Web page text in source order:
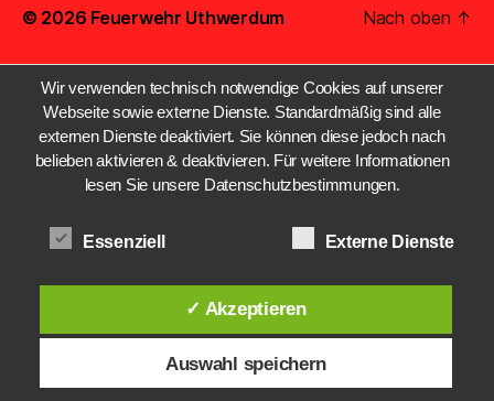
© 2026 Feuerwehr Uthwerdum Nach oben ↑
Wir verwenden technisch notwendige Cookies auf unserer
Webseite sowie externe Dienste. Standardmäßig sind alle
externen Dienste deaktiviert. Sie können diese jedoch nach
belieben aktivieren & deaktivieren. Für weitere Informationen
lesen Sie unsere Datenschutzbestimmungen.
Essenziell Externe Dienste
✓ Akzeptieren
Auswahl speichern